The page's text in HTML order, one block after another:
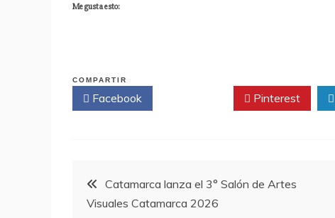
Me gusta esto:
COMPARTIR
Facebook Pinterest
Navegación
Catamarca lanza el 3° Salón de Artes
Visuales Catamarca 2026